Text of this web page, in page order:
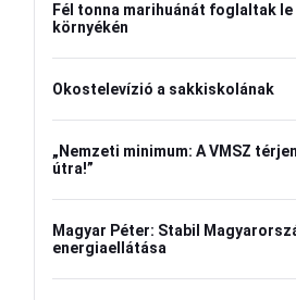
Fél tonna marihuánát foglaltak le
környékén
Okostelevízió a sakkiskolának
„Nemzeti minimum: A VMSZ
útra!”
Magyar Péter: Stabil
energiaellátása